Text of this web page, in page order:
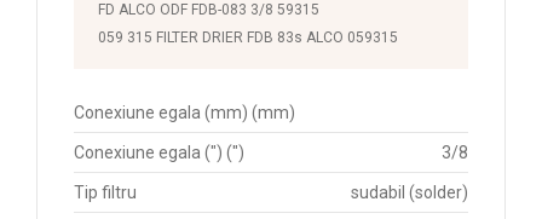
FD ALCO ODF FDB-083 3/8 59315
059 315 FILTER DRIER FDB 83s ALCO 059315
Conexiune egala (mm) (mm)
Conexiune egala (") (") 3/8
Tip filtru
sudabil (solder)